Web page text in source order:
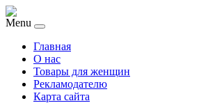
Menu
Главная
О нас
Товары для женщин
Рекламодателю
Карта сайта